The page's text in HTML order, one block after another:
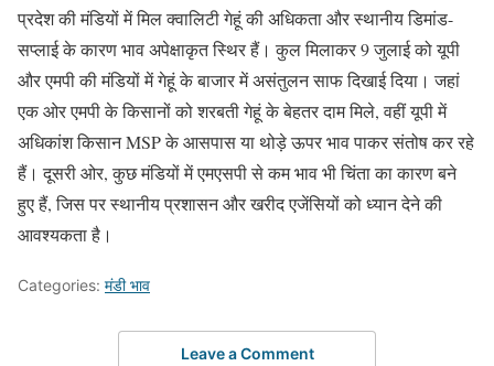
प्रदेश की मंडियों में मिल क्वालिटी गेहूं की अधिकता और स्थानीय डिमांड-
सप्लाई के कारण भाव अपेक्षाकृत स्थिर हैं। कुल मिलाकर 9 जुलाई को यूपी
और एमपी की मंडियों में गेहूं के बाजार में असंतुलन साफ दिखाई दिया। जहां
एक ओर एमपी के किसानों को शरबती गेहूं के बेहतर दाम मिले, वहीं यूपी में
अधिकांश किसान MSP के आसपास या थोड़े ऊपर भाव पाकर संतोष कर रहे
हैं। दूसरी ओर, कुछ मंडियों में एमएसपी से कम भाव भी चिंता का कारण बने
हुए हैं, जिस पर स्थानीय प्रशासन और खरीद एजेंसियों को ध्यान देने की
आवश्यकता है।
Categories: मंडी भाव
Leave a Comment